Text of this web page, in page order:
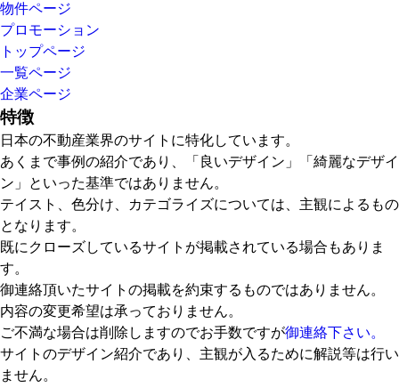
物件ページ
プロモーション
トップページ
一覧ページ
企業ページ
特徴
日本の不動産業界のサイトに特化しています。
あくまで事例の紹介であり、「良いデザイン」「綺麗なデザイ
ン」といった基準ではありません。
テイスト、色分け、カテゴライズについては、主観によるもの
となります。
既にクローズしているサイトが掲載されている場合もありま
す。
御連絡頂いたサイトの掲載を約束するものではありません。
内容の変更希望は承っておりません。
ご不満な場合は削除しますのでお手数ですが御連絡下さい。
サイトのデザイン紹介であり、主観が入るために解説等は行い
ません。